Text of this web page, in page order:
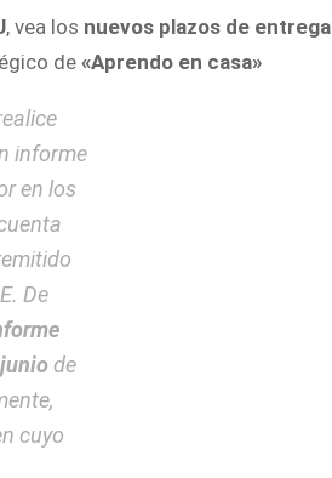
, vea los nuevos plazos de entrega
de«Aprendo en casa»
informe
en los
De
de
cuyo